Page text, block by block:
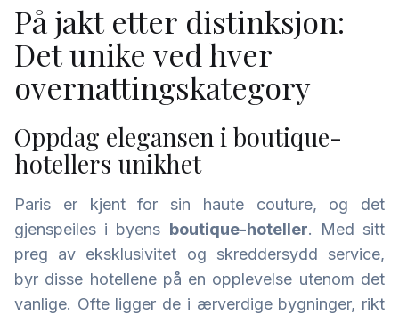
På jakt etter distinksjon:
Det unike ved hver
overnattingskategory
Oppdag elegansen i boutique-
hotellers unikhet
Paris er kjent for sin haute couture, og det
gjenspeiles i byens boutique-hoteller. Med sitt
preg av eksklusivitet og skreddersydd service,
byr disse hotellene på en opplevelse utenom det
vanlige. Ofte ligger de i ærverdige bygninger, rikt